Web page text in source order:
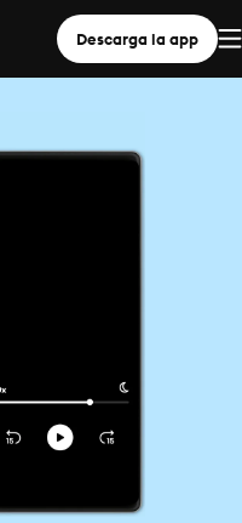
Descarga la app